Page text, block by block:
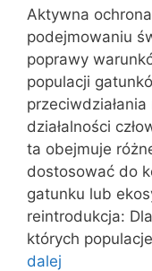
Aktywna
podejmowaniu
poprawy
populacji
działalności
ta obejmuje
dostosować do
gatunku lub
reintrodukcja:
których
dalej